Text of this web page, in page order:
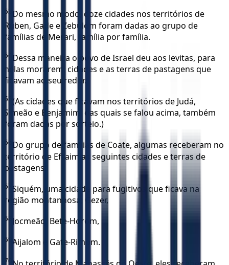
63 Do mesmo modo, doze cidades nos territórios de
Rúben, Gade e Zebulom foram dadas ao grupo de
famílias de Merari, família por família.
64 Dessa maneira o povo de Israel deu aos levitas, para
nelas morarem, cidades e as terras de pastagens que
ficavam ao seu redor.
65 (As cidades que ficavam nos territórios de Judá,
Simeão e Benjamim, das quais se falou acima, também
foram dadas por sorteio.)
66 Do grupo de famílias de Coate, algumas receberam no
território de Efraim as seguintes cidades e terras de
pastagens:
67 Siquém, uma cidade para fugitivos que ficava na
região montanhosa; Gezer,
68 Jocmeão, Bete-Horom,
69 Aijalom e Gate-Rimom.
70